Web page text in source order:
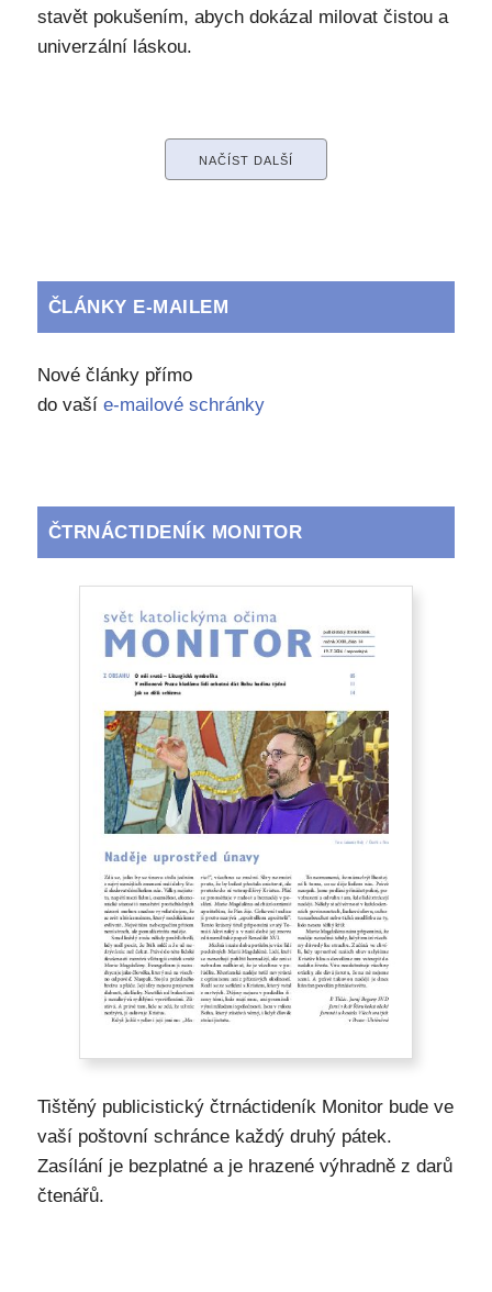
stavět pokušením, abych dokázal milovat čistou a
univerzální láskou.
NAČÍST DALŠÍ
ČLÁNKY E-MAILEM
Nové články přímo
do vaší e-mailové schránky
ČTRNÁCTIDENÍK MONITOR
Tištěný publicistický čtrnáctideník Monitor bude ve
vaší poštovní schránce každý druhý pátek.
Zasílání je bezplatné a je hrazené výhradně z darů
čtenářů.